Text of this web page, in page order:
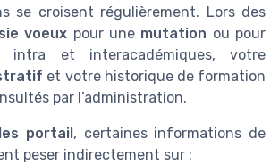
se croisent régulièrement. Lors des
voeux pour une mutation ou pour
intra et interacadémiques, votre
et votre historique de formation
par l’administration.
portail, certaines informations de
peser indirectement sur :